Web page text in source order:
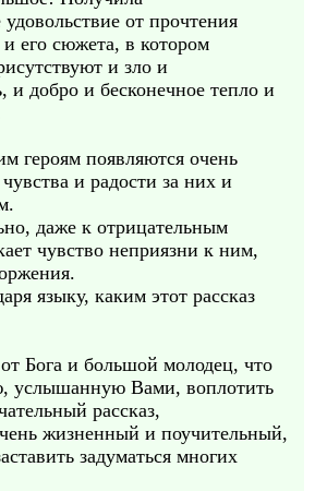
от прочтения
и его сюжета, в котором
и зло и
и добро и бесконечное тепло и
героям появляются очень
и радости за них и
даже к отрицательным
чувство неприязни к ним,
языку, каким этот рассказ
Бога и большой молодец, что
услышанную Вами, воплотить
рассказ,
жизненный и поучительный,
задуматься многих